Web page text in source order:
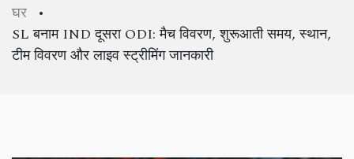
घर
SL बनाम IND दूसरा ODI: मैच विवरण, शुरूआती समय, स्थान,
टीम विवरण और लाइव स्ट्रीमिंग जानकारी